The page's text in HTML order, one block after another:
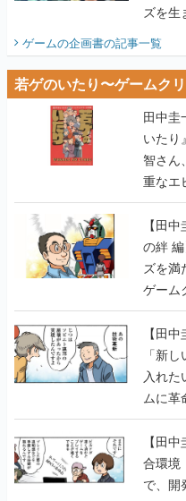
ズを生
ゲームの企画書の記事一覧
若ゲのいたり〜ゲームク
田中圭
いたり
智さん
重なエ
【田中
の絆
ズを満
ゲーム
【若ゲ
【田
「新
入れ
ムに
のいた
【田
合環境
で、開